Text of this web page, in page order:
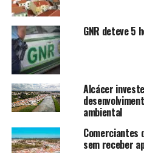
GNR deteve 5
Alcácer
ambiental
Comerciantes
sem receber